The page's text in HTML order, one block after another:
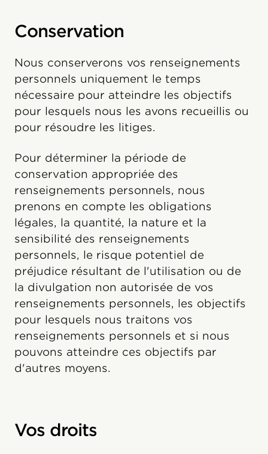
Conservation
Nous conserverons vos renseignements
personnels uniquement le temps
nécessaire pour atteindre les objectifs
pour lesquels nous les avons recueillis ou
pour résoudre les litiges.
Pour déterminer la période de
conservation appropriée des
renseignements personnels, nous
prenons en compte les obligations
légales, la quantité, la nature et la
sensibilité des renseignements
personnels, le risque potentiel de
préjudice résultant de l'utilisation ou de
la divulgation non autorisée de vos
renseignements personnels, les objectifs
pour lesquels nous traitons vos
renseignements personnels et si nous
pouvons atteindre ces objectifs par
d'autres moyens.
Vos droits